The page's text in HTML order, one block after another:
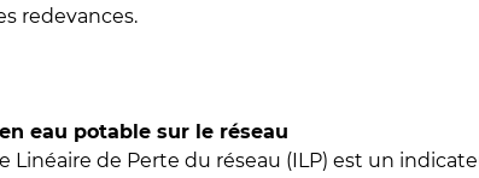
redevances.
eau potable sur le réseau
Linéaire de Perte du réseau (ILP) est un